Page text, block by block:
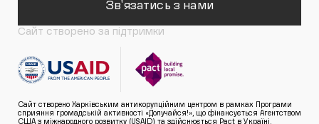
Зв'язатись з нами
Сайт створено за підтримки
Сайт створено Харківським антикорупційним центром в рамках Програми
сприяння громадській активності «Долучайся!», що фінансується Агентством
США з міжнародного розвитку (USAID) та здійснюється Pact в Україні.